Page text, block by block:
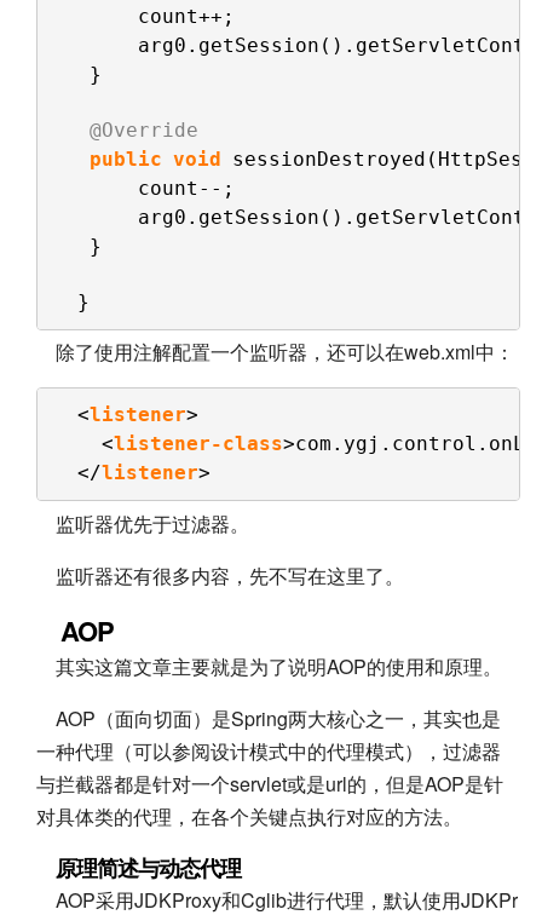
count++;
}
@Override
public void
count--;
}
}
除了使用注解配置一个监听器，还可以在web.xml中：
<listener>
<listener-class
</listener>
监听器优先于过滤器。
监听器还有很多内容，先不写在这里了。
AOP
其实这篇文章主要就是为了说明AOP的使用和原理。
AOP（面向切面）是Spring两大核心之一，其实也是
一种代理（可以参阅设计模式中的代理模式），过滤器
与拦截器都是针对一个servlet或是url的，但是AOP是针
对具体类的代理，在各个关键点执行对应的方法。
原理简述与动态代理
AOP采用JDKProxy和Cglib进行代理，默认使用JDKPr